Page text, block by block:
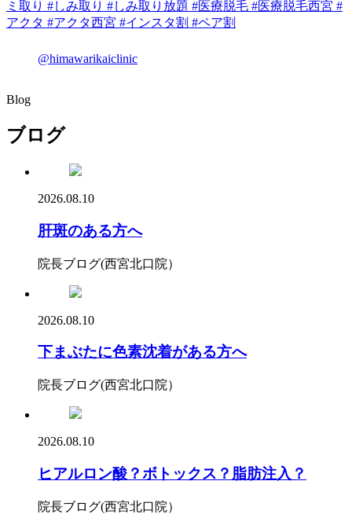
@himawarikaiclinic
Blog
ブログ
2026.08.10
肝斑のある方へ
院長ブログ(西宮北口院）
2026.08.10
下まぶたに色素沈着がある方へ
院長ブログ(西宮北口院）
2026.08.10
ヒアルロン酸？ボトックス？脂肪注入？
院長ブログ(西宮北口院）